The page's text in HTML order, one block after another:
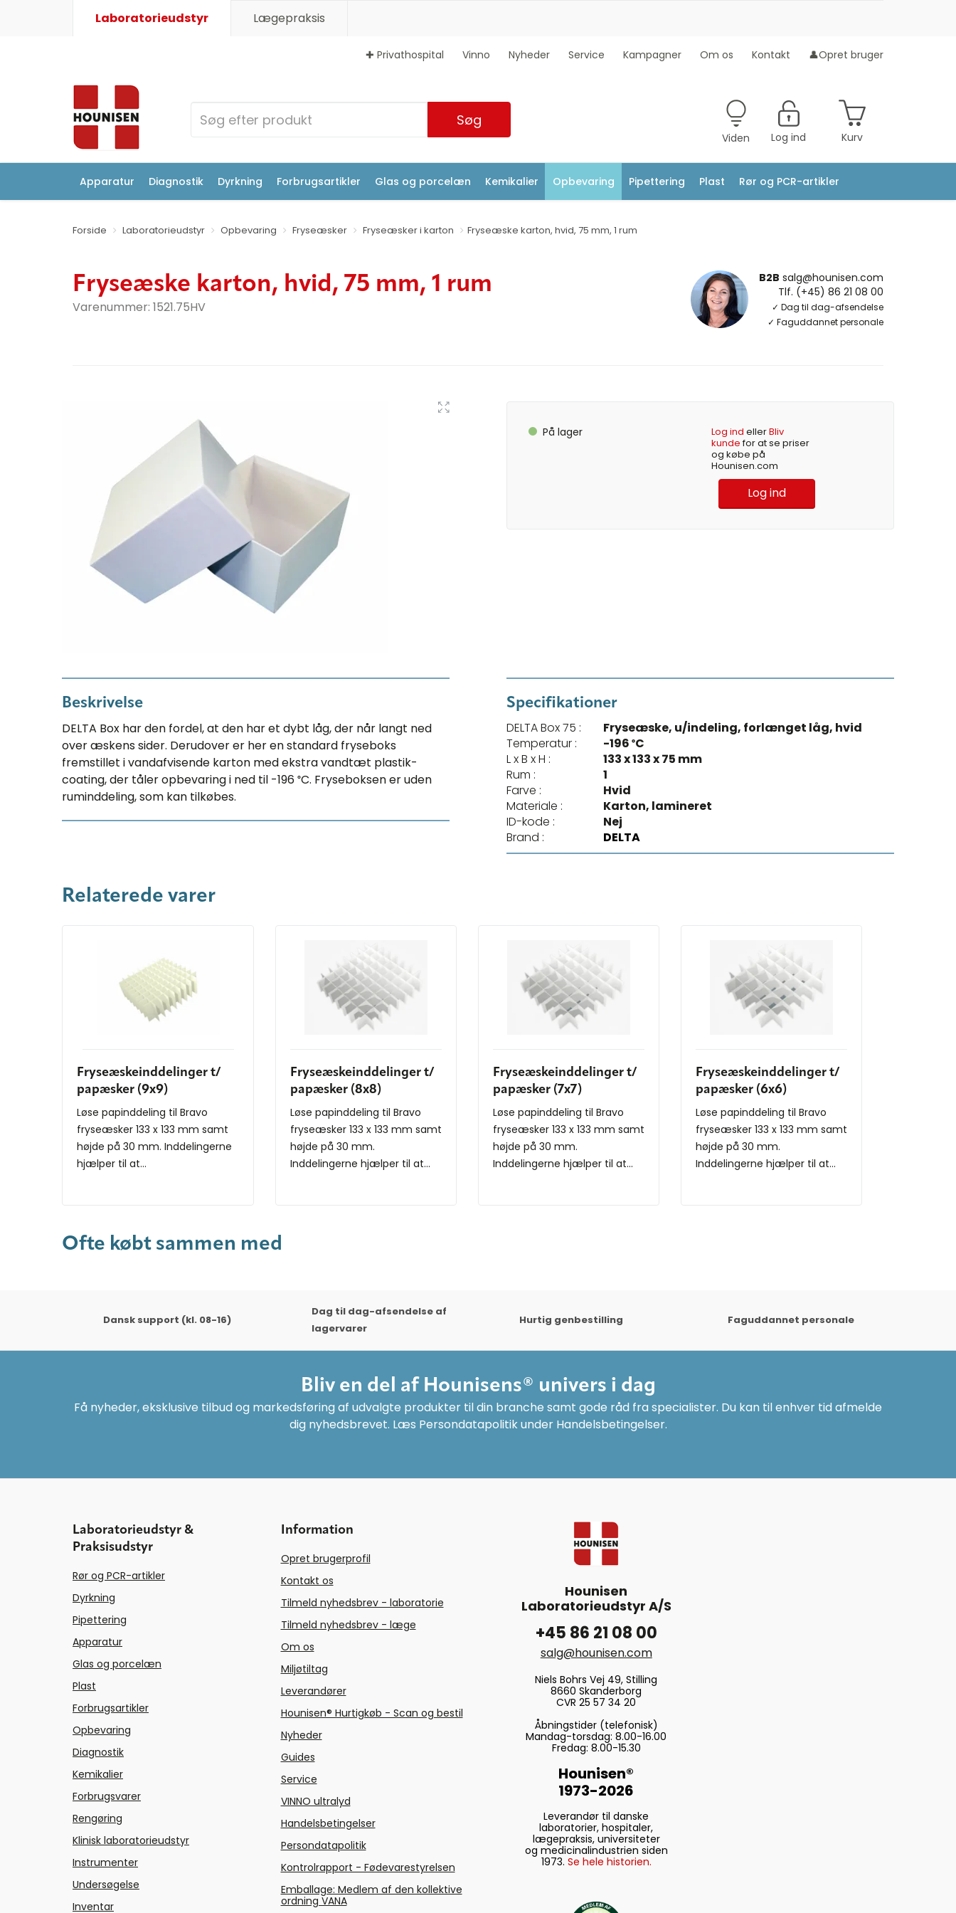
Laboratorieudstyr Lægepraksis
✚ Privathospital Vinno Nyheder Service Kampagner Om os Kontakt 👤Opret bruger
Søg
Viden Log ind Kurv
Apparatur Diagnostik Dyrkning Forbrugsartikler Glas og porcelæn Kemikalier Opbevaring Pipettering Plast Rør og PCR-artikler
Forside Laboratorieudstyr Opbevaring Fryseæsker Fryseæsker i karton Fryseæske karton, hvid, 75 mm, 1 rum
Fryseæske karton, hvid, 75 mm, 1 rum
Varenummer: 1521.75HV
B2B salg@hounisen.com
Tlf. (+45) 86 21 08 00
✓ Dag til dag-afsendelse
✓ Faguddannet personale
På lager Log ind ellerBliv
kundefor at se priser
og købe på
Hounisen.com
Log ind
Beskrivelse
DELTA Box har den fordel, at den har et dybt låg, der når langt ned
over æskens sider. Derudover er her en standard fryseboks
fremstillet i vandafvisende karton med ekstra vandtæt plastik-
coating, der tåler opbevaring i ned til -196 ᵒC. Fryseboksen er uden
ruminddeling, som kan tilkøbes.
Specifikationer
DELTA Box 75 :
Fryseæske, u/indeling, forlænget låg, hvid
Temperatur :
-196 ᵒC
L x B x H :
133 x 133 x 75 mm
Rum :
1
Farve :
Hvid
Materiale :
Karton, lamineret
ID-kode :
Nej
Brand :
DELTA
Relaterede varer
Fryseæskeinddelinger t/
papæsker (9x9)
Løse papinddeling til Bravo
fryseæsker 133 x 133 mm samt
højde på 30 mm. Inddelingerne
hjælper til at...
Fryseæskeinddelinger t/
papæsker (8x8)
Løse papinddeling til Bravo
fryseæsker 133 x 133 mm samt
højde på 30 mm.
Inddelingerne hjælper til at...
Fryseæskeinddelinger t/
papæsker (7x7)
Løse papinddeling til Bravo
fryseæsker 133 x 133 mm samt
højde på 30 mm.
Inddelingerne hjælper til at...
Fryseæskeinddelinger t/
papæsker (6x6)
Løse papinddeling til Bravo
fryseæsker 133 x 133 mm samt
højde på 30 mm.
Inddelingerne hjælper til at...
Ofte købt sammen med
Dansk support (kl. 08-16)
Dag til dag-afsendelse af
lagervarer
Hurtig genbestilling Faguddannet personale
Bliv en del af Hounisens® univers i dag
Få nyheder, eksklusive tilbud og markedsføring af udvalgte produkter til din branche samt gode råd fra specialister. Du kan til enhver tid afmelde
dig nyhedsbrevet. Læs Persondatapolitik under Handelsbetingelser.
Laboratorieudstyr &
Praksisudstyr
Rør og PCR-artikler
Dyrkning
Pipettering
Apparatur
Glas og porcelæn
Plast
Forbrugsartikler
Opbevaring
Diagnostik
Kemikalier
Forbrugsvarer
Rengøring
Klinisk laboratorieudstyr
Instrumenter
Undersøgelse
Inventar
Information
Opret brugerprofil
Kontakt os
Tilmeld nyhedsbrev - laboratorie
Tilmeld nyhedsbrev - læge
Om os
Miljøtiltag
Leverandører
Hounisen® Hurtigkøb - Scan og bestil
Nyheder
Guides
Service
VINNO ultralyd
Handelsbetingelser
Persondatapolitik
Kontrolrapport - Fødevarestyrelsen
Emballage: Medlem af den kollektive
ordning VANA
Hounisen
Laboratorieudstyr A/S
+45 86 21 08 00
salg@hounisen.com
Niels Bohrs Vej 49, Stilling
8660 Skanderborg
CVR 25 57 34 20
Åbningstider (telefonisk)
Mandag-torsdag: 8.00-16.00
Fredag: 8.00-15.30
Hounisen®
1973-2026
Leverandør til danske
laboratorier, hospitaler,
lægepraksis, universiteter
og medicinalindustrien siden
1973. Se hele historien.